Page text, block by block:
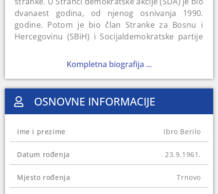
dvanaest godina, od njenog osnivanja 1990.
godine. Potom je bio član Stranke za Bosnu i
Hercegovinu (SBiH) i Socijaldemokratske partije
Po završetku pedagoške akademije Berilo je bio
nastavnik biologije i hemije u OŠ „Zaim Kolar“.
Novinarima Centra za istraživačko novinarstvo
(CIN) rekao je da su u to vrijeme plaće u prosvjeti
brojali u jagnjadima. Moglo se kupiti šestero
Od 1991. godine pa do kraja rata je u Općini
Trnovo radio kao logističar. Nakon toga je šest
godina bio direktor OŠ „Zaim Kolar“. Za načelnika
Kompletna biografija ...
OSNOVNE INFORMACIJE
Ime i prezime Ibro Berilo
Datum rođenja 23.9.1961.
Mjesto rođenja Trnovo